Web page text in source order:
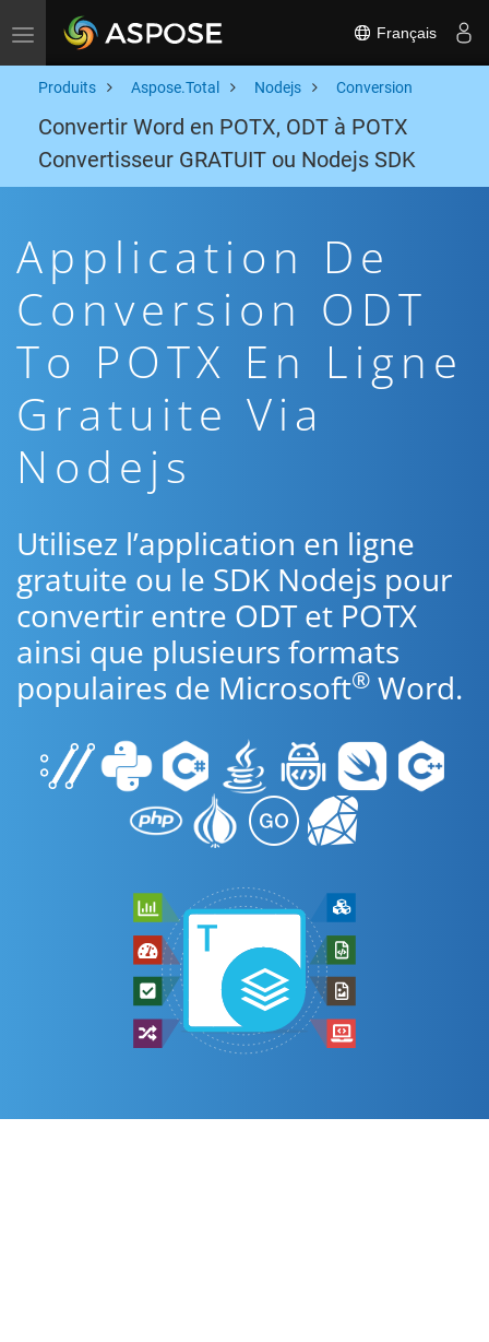
Toggle navigation Français
Produits Aspose.Total Nodejs Conversion
Convertir Word en POTX, ODT à POTX
Convertisseur GRATUIT ou Nodejs SDK
Application De
Conversion ODT
To POTX En Ligne
Gratuite Via
Nodejs
Utilisez l’application en ligne
gratuite ou le SDK Nodejs pour
convertir entre ODT et POTX
ainsi que plusieurs formats
populaires de Microsoft® Word.